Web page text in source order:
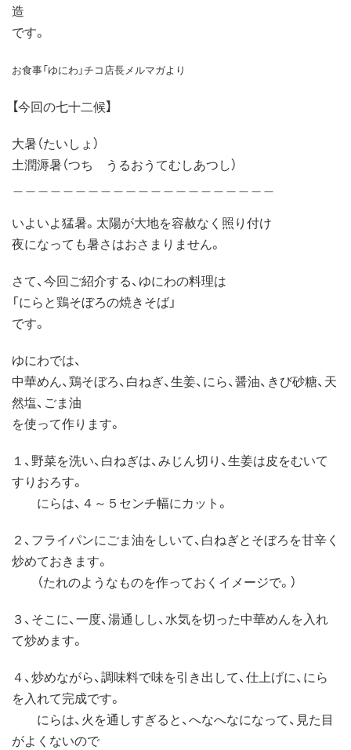
造
です。
お食事「ゆにわ」チコ店長メルマガより
【今回の七十二候】
大暑（たいしょ）
土潤溽暑（つち うるおうてむしあつし）
いよいよ猛暑。太陽が大地を容赦なく照り付け
夜になっても暑さはおさまりません。
さて、今回ご紹介する、ゆにわの料理は
「にらと鶏そぼろの焼きそば」
です。
ゆにわでは、
中華めん、鶏そぼろ、白ねぎ、生姜、にら、醤油、きび砂糖、天
然塩、ごま油
を使って作ります。
１、野菜を洗い、白ねぎは、みじん切り、生姜は皮をむいて
すりおろす。
にらは、４～５センチ幅にカット。
２、フライパンにごま油をしいて、白ねぎとそぼろを甘辛く
炒めておきます。
（たれのようなものを作っておくイメージで。）
３、そこに、一度、湯通しし、水気を切った中華めんを入れ
て炒めます。
４、炒めながら、調味料で味を引き出して、仕上げに、にら
を入れて完成です。
にらは、火を通しすぎると、へなへなになって、見た目
がよくないので